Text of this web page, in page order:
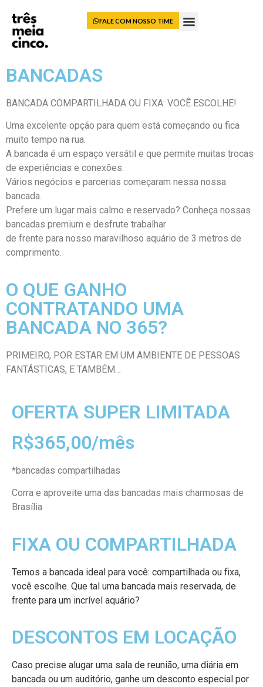
FALE COM NOSSO TIME
BANCADAS
BANCADA COMPARTILHADA OU FIXA: VOCÊ ESCOLHE!
Uma excelente opção para quem está começando ou fica
muito tempo na rua.
A bancada é um espaço versátil e que permite muitas trocas
de experiências e conexões.
Vários negócios e parcerias começaram nessa nossa
bancada.
Prefere um lugar mais calmo e reservado? Conheça nossas
bancadas premium e desfrute trabalhar
de frente para nosso maravilhoso aquário de 3 metros de
comprimento.
O QUE GANHO
CONTRATANDO UMA
BANCADA NO 365?
PRIMEIRO, POR ESTAR EM UM AMBIENTE DE PESSOAS
FANTÁSTICAS, E TAMBÉM…
OFERTA SUPER LIMITADA
R$365,00/mês
*bancadas compartilhadas
Corra e aproveite uma das bancadas mais charmosas de
Brasília
FIXA OU COMPARTILHADA
Temos a bancada ideal para você: compartilhada ou fixa,
você escolhe. Que tal uma bancada mais reservada, de
frente para um incrível aquário?
DESCONTOS EM LOCAÇÃO
Caso precise alugar uma sala de reunião, uma diária em
bancada ou um auditório, ganhe um desconto especial por